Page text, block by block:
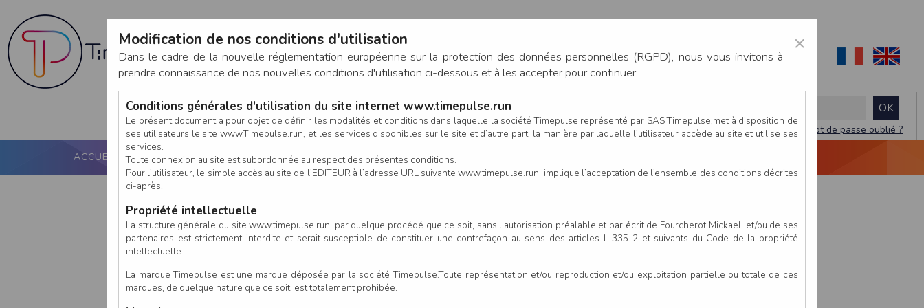
CONNEXION
Mot de passe oublié ?
ACCUEIL PUCE ACTIVE NOS SERVICES CALENDRIER RÉSULTATS
×
Modification de nos conditions d'utilisation
Dans le cadre de la nouvelle réglementation européenne sur la protection des données personnelles (RGPD), nous vous invitons à
prendre connaissance de nos nouvelles conditions d'utilisation ci-dessous et à les accepter pour continuer.
Conditions générales d'utilisation du site internet www.timepulse.run
Le présent document a pour objet de définir les modalités et conditions dans laquelle la société Timepulse représenté par SAS Timepulse,met à disposition de
ses utilisateurs le site www.Timepulse.run, et les services disponibles sur le site et d’autre part, la manière par laquelle l’utilisateur accède au site et utilise ses
services.
Toute connexion au site est subordonnée au respect des présentes conditions.
Pour l’utilisateur, le simple accès au site de l’EDITEUR à l’adresse URL suivante www.timepulse.run implique l’acceptation de l’ensemble des conditions décrites
ci-après.
Propriété intellectuelle
La structure générale du site www.timepulse.run, par quelque procédé que ce soit, sans l'autorisation préalable et par écrit de Fourcherot Mickael et/ou de ses
partenaires est strictement interdite et serait susceptible de constituer une contrefaçon au sens des articles L 335-2 et suivants du Code de la propriété
intellectuelle.
La marque Timepulse est une marque déposée par la société Timepulse.Toute représentation et/ou reproduction et/ou exploitation partielle ou totale de ces
marques, de quelque nature que ce soit, est totalement prohibée.